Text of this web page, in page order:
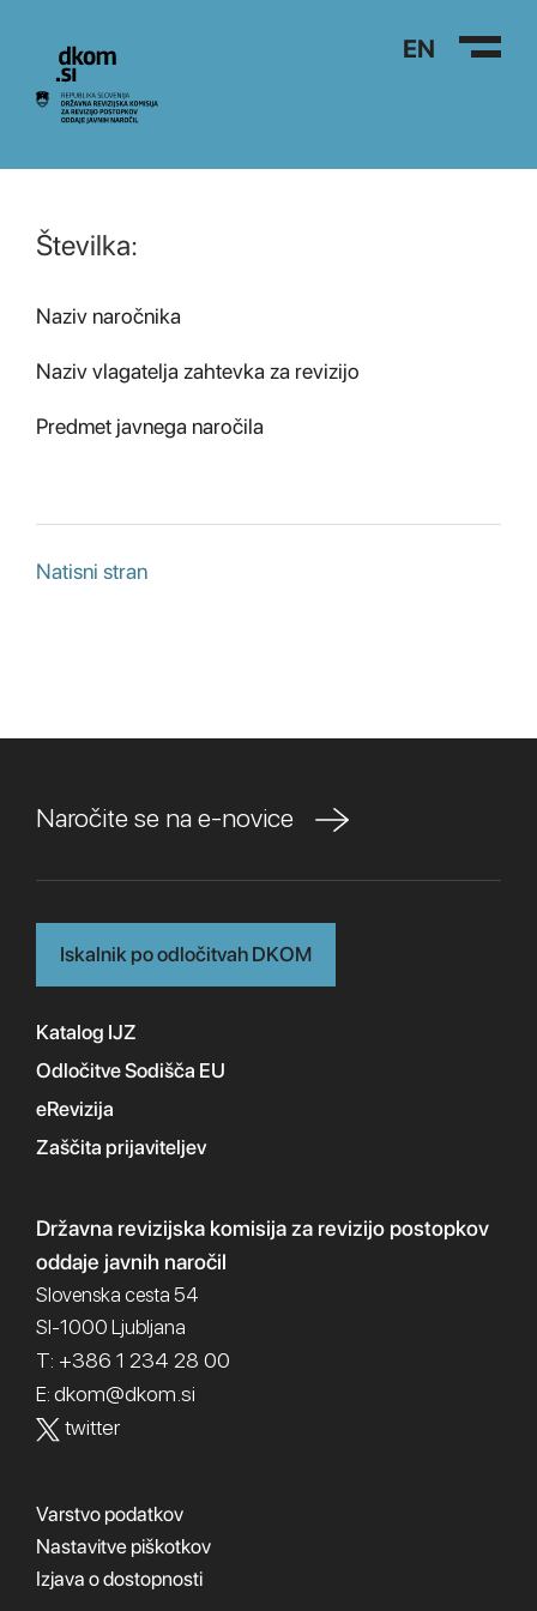
Na vsebino EN
Številka:
Naziv naročnika
Naziv vlagatelja zahtevka za revizijo
Predmet javnega naročila
Natisni stran
Naročite se na e-novice
Iskalnik po odločitvah DKOM
Katalog IJZ
Odločitve Sodišča EU
eRevizija
Zaščita prijaviteljev
Državna revizijska komisijaza revizijo postopkov
oddaje javnih naročil
Slovenska cesta 54
SI-1000 Ljubljana
T: +386 1 234 28 00
E: dkom@dkom.si
twitter
Varstvo podatkov
Nastavitve piškotkov
Izjava o dostopnosti